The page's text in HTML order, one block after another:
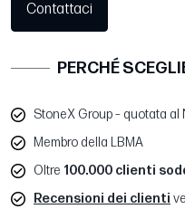
Contattaci
PERCHÉ
StoneX Group – quotata
Membro della LBMA
Oltre 100.000 clienti
Recensioni dei clienti